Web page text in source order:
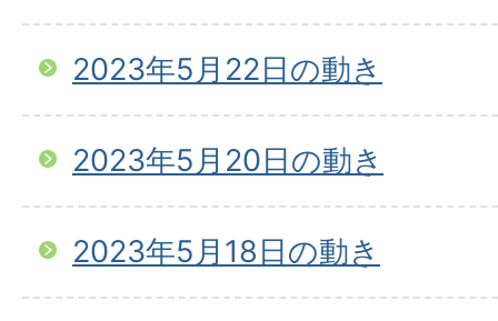
2023年5月22日の動き
2023年5月20日の動き
2023年5月18日の動き